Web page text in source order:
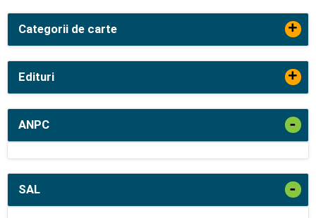
Categorii de carte +
Edituri +
ANPC -
SAL -